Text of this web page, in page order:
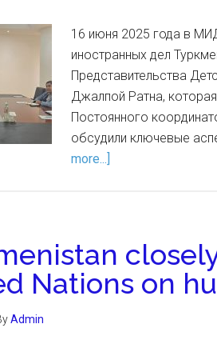
16 июня 2025 года в
иностранных дел
Представительства
Джалпой Ратна,
Постоянного
обсудили ключевые
more...]
Nations on
Admin